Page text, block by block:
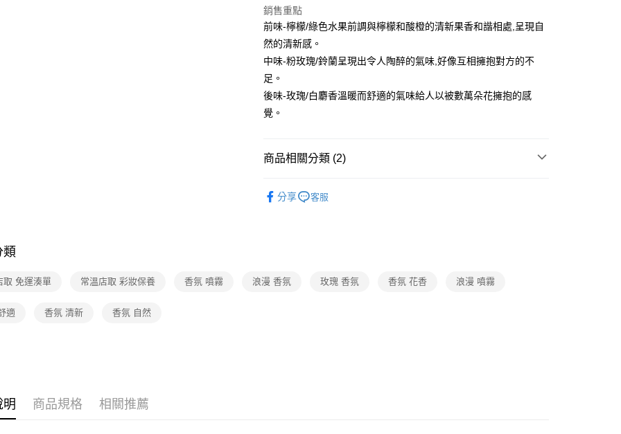
免運費
銷售重點
前味-檸檬/綠色水果前調與檸檬和酸橙的清新果香和諧相處,呈現自
然的清新感。
中味-粉玫瑰/鈴蘭呈現出令人陶醉的氣味,好像互相擁抱對方的不
足。
後味-玫瑰/白麝香溫暖而舒適的氣味給人以被數萬朵花擁抱的感
覺。
商品相關分類 (2)
分享 客服
類
取 免運湊單 常溫店取 彩妝保養 香氛 噴霧 浪漫 香氛 玫瑰 香氛 香氛 花香 浪漫 噴霧
適 香氛 清新 香氛 自然
明 商品規格 相關推薦